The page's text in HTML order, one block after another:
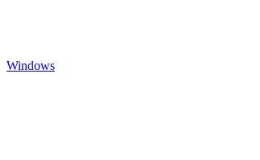
Windows